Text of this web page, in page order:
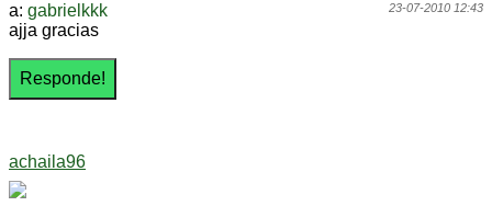
23-07-2010 12:43
a: gabrielkkk
ajja gracias
achaila96